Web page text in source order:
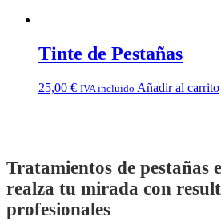
Tinte de Pestañas
25,00 € IVA incluido Añadir al carrito
Tratamientos de pestañas
realza tu mirada con
profesionales